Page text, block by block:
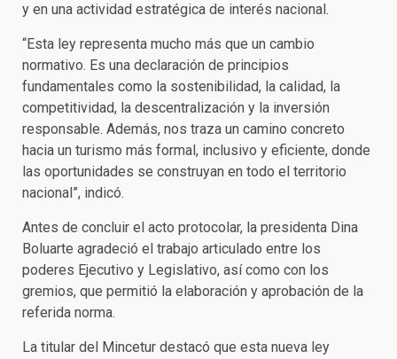
y en una actividad estratégica de interés nacional.
“Esta ley representa mucho más que un cambio
normativo. Es una declaración de principios
fundamentales como la sostenibilidad, la calidad, la
competitividad, la descentralización y la inversión
responsable. Además, nos traza un camino concreto
hacia un turismo más formal, inclusivo y eficiente, donde
las oportunidades se construyan en todo el territorio
nacional”, indicó.
Antes de concluir el acto protocolar, la presidenta Dina
Boluarte agradeció el trabajo articulado entre los
poderes Ejecutivo y Legislativo, así como con los
gremios, que permitió la elaboración y aprobación de la
referida norma.
La titular del Mincetur destacó que esta nueva ley